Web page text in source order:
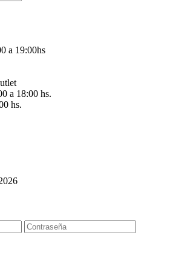
a 19:00hs
a 18:00 hs.
hs.